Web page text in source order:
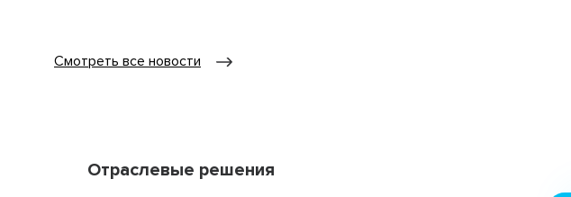
Смотреть все новости
Отраслевые решения